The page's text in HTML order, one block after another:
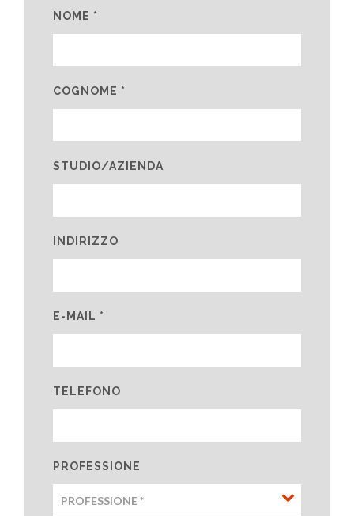
NOME *
COGNOME *
STUDIO/AZIENDA
INDIRIZZO
E-MAIL *
TELEFONO
PROFESSIONE